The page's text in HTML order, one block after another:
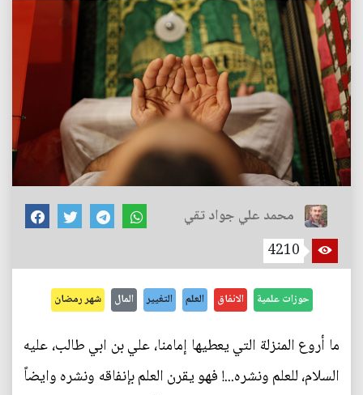
محمد علي جواد تقي
4210
حوزات علمية الانفاق العلم التغيير المال شهر رمضان
ما أروع المنزلة التي يعطيها إمامنا، علي بن ابي طالب، عليه
السلام، للعلم ونشره...! فهو يقرن العلم بإنفاقه ونشره وايضاً